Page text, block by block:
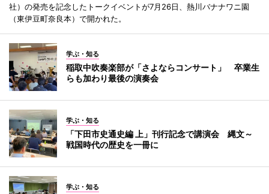
社）の発売を記念したトークイベントが7月26日、熱川バナナワニ園
（東伊豆町奈良本）で開かれた。
学ぶ・知る
稲取中吹奏楽部が「さよならコンサート」 卒業生
らも加わり最後の演奏会
学ぶ・知る
「下田市史通史編 上」刊行記念で講演会 縄文～
戦国時代の歴史を一冊に
学ぶ・知る